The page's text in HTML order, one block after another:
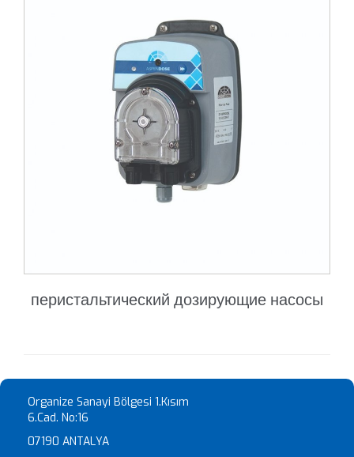
перистальтический дозирующие насосы
Organize Sanayi Bölgesi 1.Kısım
6.Cad. No:16
07190 ANTALYA